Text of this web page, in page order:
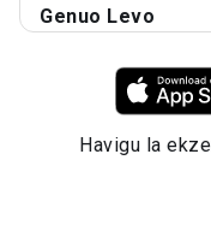
Genuo Levo
Havigu la